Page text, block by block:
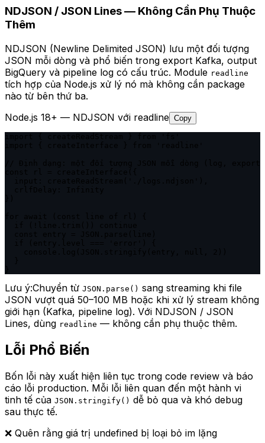
NDJSON / JSON Lines — Không Cần Phụ Thuộc
Thêm
NDJSON (Newline Delimited JSON) lưu một đối tượng
JSON mỗi dòng và phổ biến trong export Kafka, output
BigQuery và pipeline log có cấu trúc. Module readline
tích hợp của Node.js xử lý nó mà không cần package
nào từ bên thứ ba.
Node.js 18+ — NDJSON với readline Copy
Lưu ý:Chuyển từ JSON.parse() sang streaming khi file
JSON vượt quá 50–100 MB hoặc khi xử lý stream không
giới hạn (Kafka, pipeline log). Với NDJSON / JSON
Lines, dùng readline — không cần phụ thuộc thêm.
Lỗi Phổ Biến
Bốn lỗi này xuất hiện liên tục trong code review và báo
cáo lỗi production. Mỗi lỗi liên quan đến một hành vi
tinh tế của JSON.stringify() dễ bỏ qua và khó debug
sau thực tế.
❌ Quên rằng giá trị undefined bị loại bỏ im lặng